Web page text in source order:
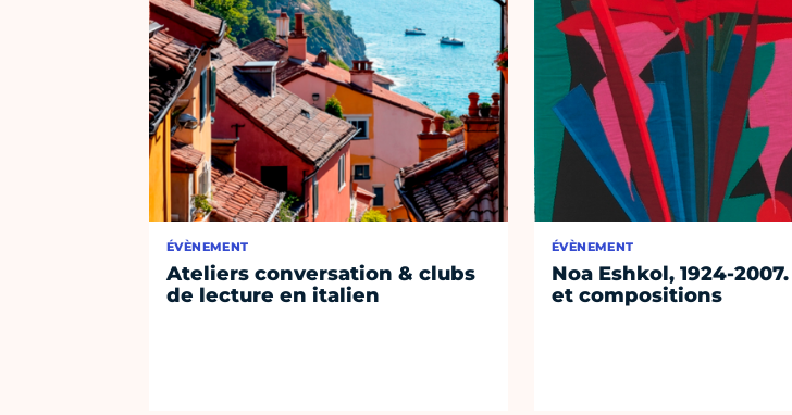
ÉVÈNEMENT
Ateliers conversation & clubs
de lecture en italien
ÉVÈNEMENT
Noa Eshkol, 1924-
et compositions